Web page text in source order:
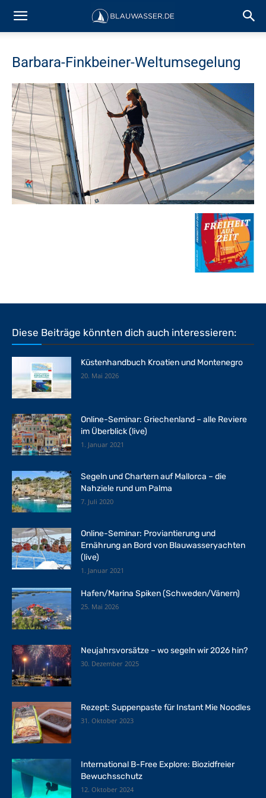
Barbara-Finkbeiner-Weltumsegelung
Diese Beiträge könnten dich auch interessieren:
Küstenhandbuch Kroatien und Montenegro
20. Mai 2026
Online-Seminar: Griechenland – alle Reviere
im Überblick (live)
1. Januar 2021
Segeln und Chartern auf Mallorca – die
Nahziele rund um Palma
7. Juli 2020
Online-Seminar: Proviantierung und
Ernährung an Bord von Blauwasseryachten
(live)
1. Januar 2021
Hafen/Marina Spiken (Schweden/Vänern)
25. Mai 2026
Neujahrsvorsätze – wo segeln wir 2026 hin?
30. Dezember 2025
Rezept: Suppenpaste für Instant Mie Noodles
31. Oktober 2023
International B-Free Explore: Biozidfreier
Bewuchsschutz
12. Oktober 2024